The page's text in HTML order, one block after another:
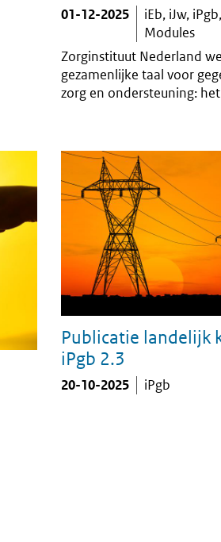
01-12-2025 iEb iJw iPgb
Modules
Zorginstituut Nederland
gezamenlijke taal voor
zorg en ondersteuning:
zoals gemeenten,
gegevens eenduidig
informatie op termijn
meerdere toepassingen.
Publicatie landelijk
iPgb 2.3
20-10-2025 iPgb